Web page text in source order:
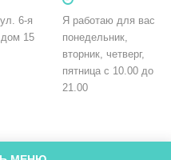
Я работаю для вас
понедельник,
вторник, четверг,
пятница с 10.00 до
21.00
6-я
дом 15